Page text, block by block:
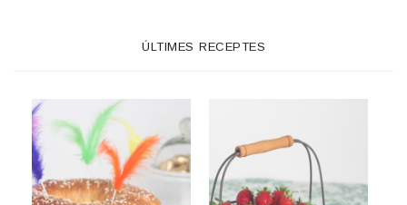
ÚLTIMES RECEPTES